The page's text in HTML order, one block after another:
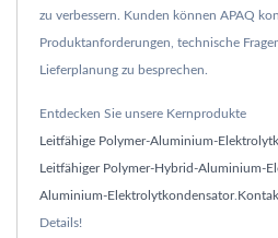
zu verbessern. Kunden können APAQ
Produktanforderungen, technische
Lieferplanung zu besprechen.
Entdecken Sie unsere Kernprodukte
Leitfähige Polymer-Aluminium-
Leitfähiger Polymer-Hybrid-Aluminium-
Aluminium-Elektrolytkondensator.
Details!